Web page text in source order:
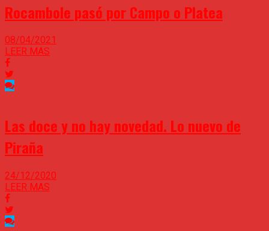
Rocambole pasó por Campo o Platea
08/04/2021
LEER MAS
Las doce y no hay novedad. Lo nuevo de
Piraña
24/12/2020
LEER MAS